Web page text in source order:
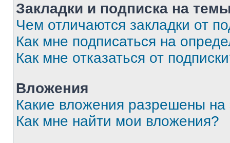
Закладки и подписка на
Чем отличаются закладки от
Как мне подписаться на
Как мне отказаться от
Вложения
Какие вложения разрешены
Как мне найти мои вложения?